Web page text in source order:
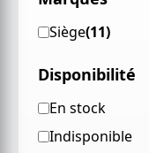
Siège(11)
Disponibilité
En stock
Indisponible